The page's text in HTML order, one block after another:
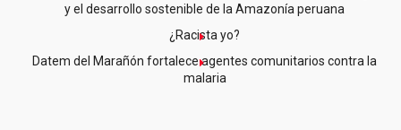
y el desarrollo sostenible de la Amazonía peruana
¿Racista yo?
Datem del Marañón fortalece agentes comunitarios contra la
malaria